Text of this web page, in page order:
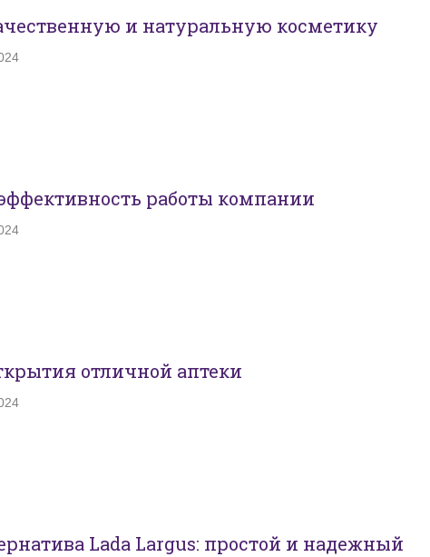
и натуральную косметику
работы компании
отличной аптеки
Lada Largus: простой и надежный